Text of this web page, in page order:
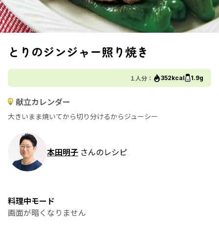
とりのジンジャー照り焼き
１人分： 352kcal 1.9g
献立カレンダー
大きいまま焼いてから切り分けるからジューシー
本田明子 さんのレシピ
料理中モード
画面が暗くなりません